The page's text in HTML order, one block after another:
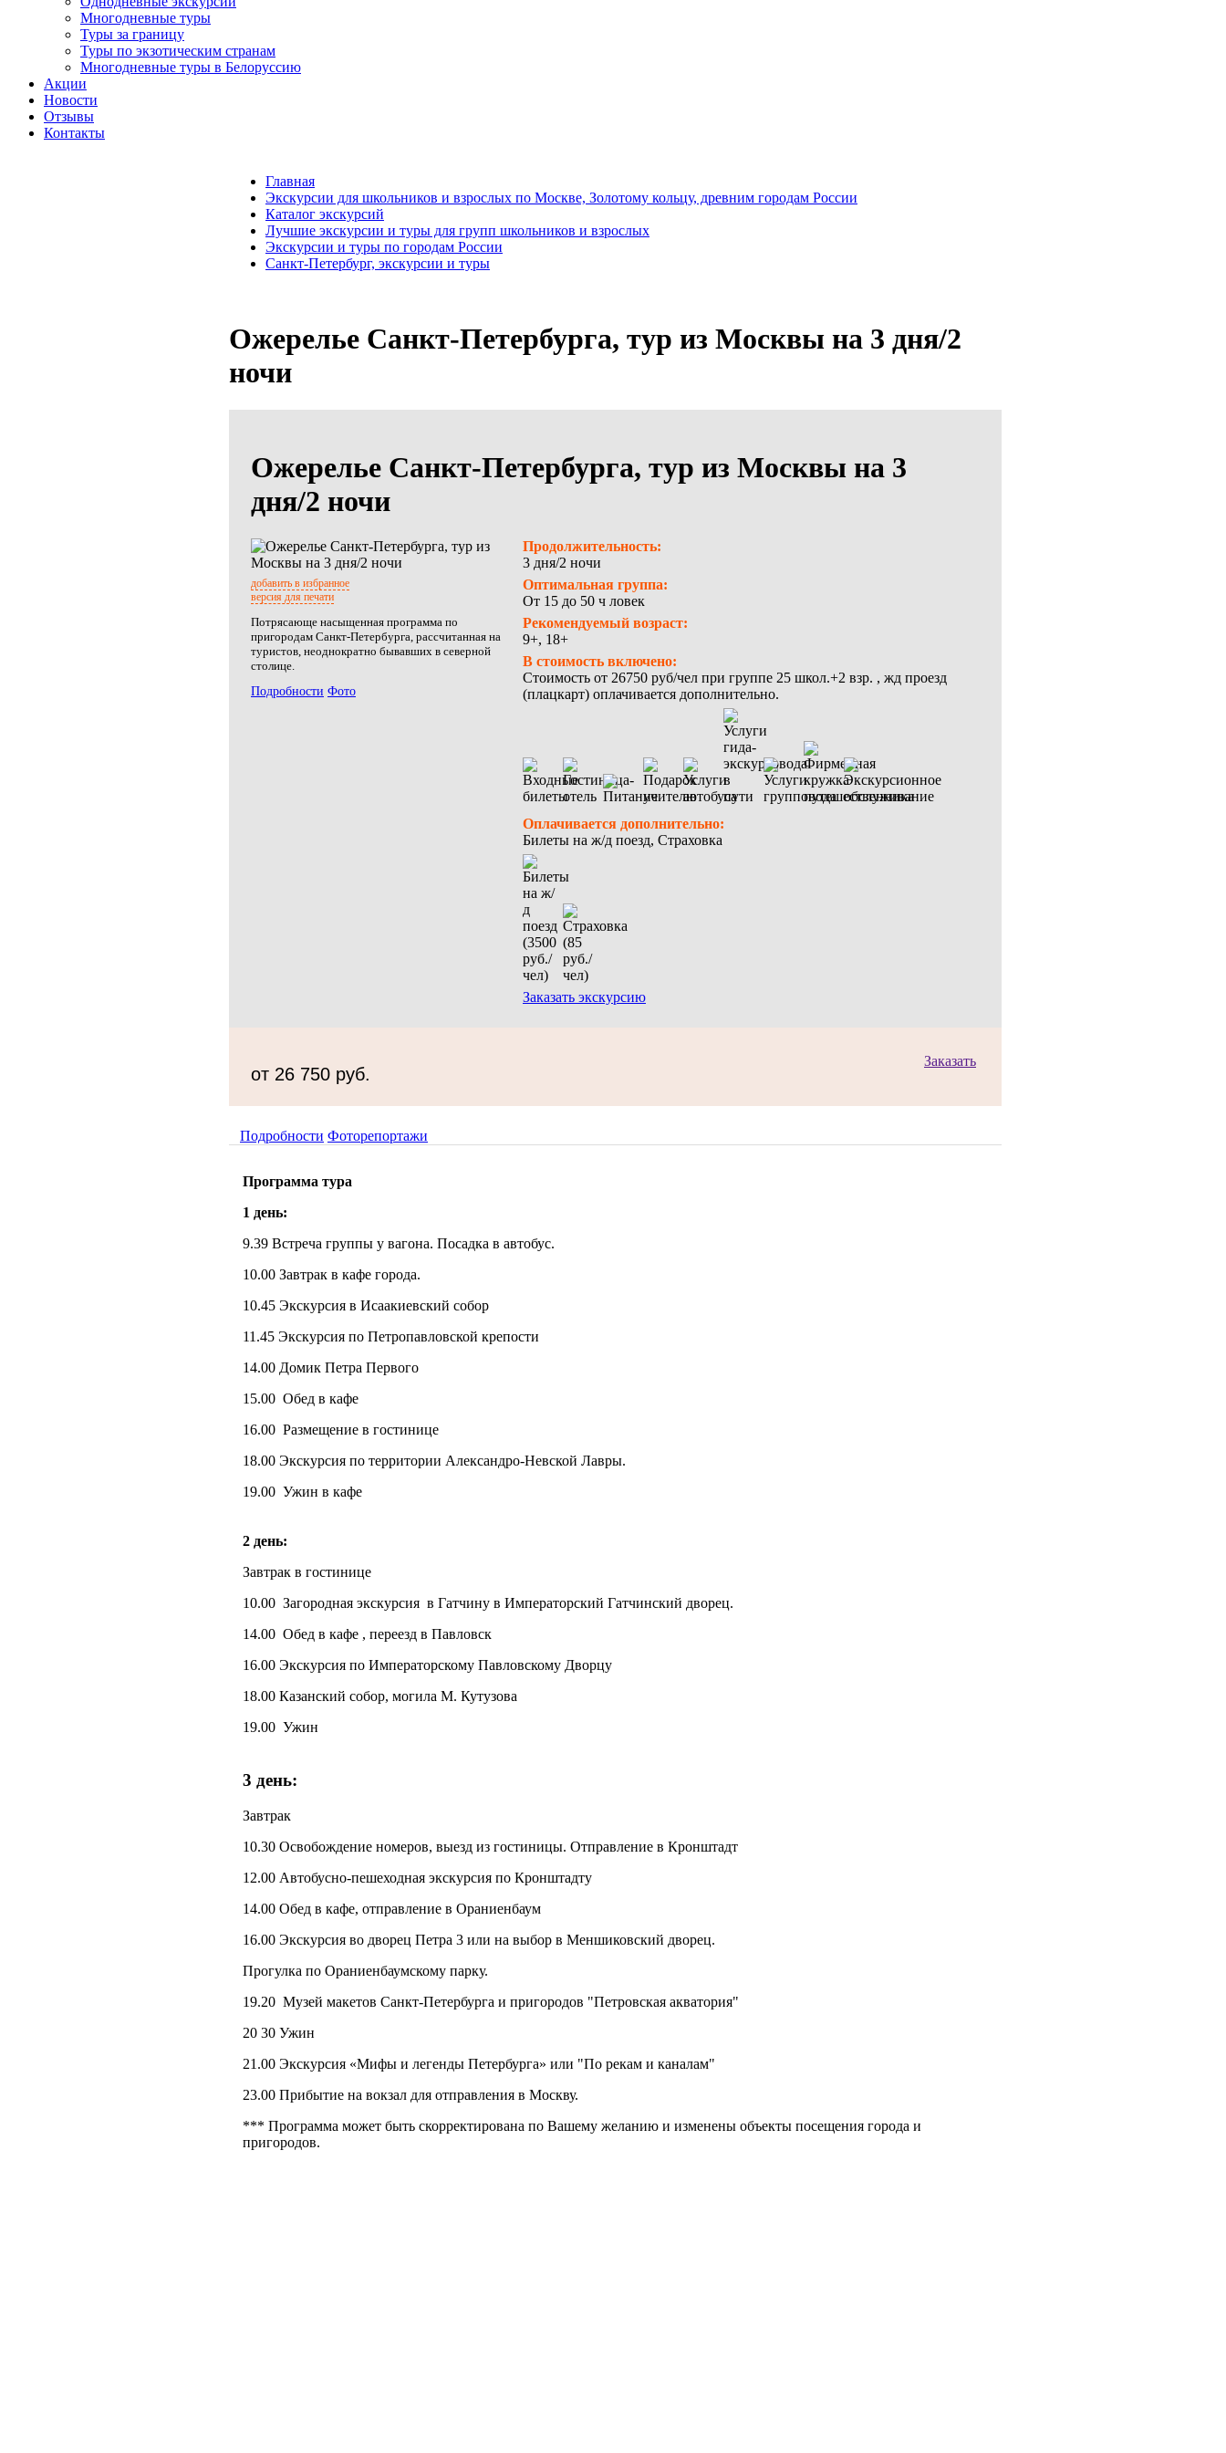
Многодневные туры
Туры за границу
Туры по экзотическим странам
Многодневные туры в Белоруссию
Акции
Новости
Отзывы
Контакты
Главная
Экскурсии для школьников и взрослых по Москве, Золотому кольцу, древним городам России
Каталог экскурсий
Лучшие экскурсии и туры для групп школьников и взрослых
Экскурсии и туры по городам России
Санкт-Петербург, экскурсии и туры
Ожерелье Санкт-Петербурга, тур из Москвы на 3 дня/2
ночи
Ожерелье Санкт-Петербурга, тур из Москвы на 3
дня/2 ночи
добавить в избранное
версия для печати
Потрясающе насыщенная программа по
пригородам Санкт-Петербурга, рассчитанная на
туристов, неоднократно бывавших в северной
столице.
Подробности Фото
Продолжительность:
3 дня/2 ночи
Оптимальная группа:
От 15 до 50 ч ловек
Рекомендуемый возраст:
9+, 18+
В стоимость включено:
Стоимость от 26750 руб/чел при группе 25 школ.+2 взр. , жд проезд
(плацкарт) оплачивается дополнительно.
Оплачивается дополнительно:
Билеты на ж/д поезд, Страховка
Заказать экскурсию
от 26 750 руб.
Заказать
Подробности Фоторепортажи
Программа тура
1 день:
9.39 Встреча группы у вагона. Посадка в автобус.
10.00 Завтрак в кафе города.
10.45 Экскурсия в Исаакиевский собор
11.45 Экскурсия по Петропавловской крепости
14.00 Домик Петра Первого
15.00 Обед в кафе
16.00 Размещение в гостинице
18.00 Экскурсия по территории Александро-Невской Лавры.
19.00 Ужин в кафе
2 день:
Завтрак в гостинице
10.00 Загородная экскурсия в Гатчину в Императорский Гатчинский дворец.
14.00 Обед в кафе , переезд в Павловск
16.00 Экскурсия по Императорскому Павловскому Дворцу
18.00 Казанский собор, могила М. Кутузова
19.00 Ужин
3 день:
Завтрак
10.30 Освобождение номеров, выезд из гостиницы. Отправление в Кронштадт
12.00 Автобусно-пешеходная экскурсия по Кронштадту
14.00 Обед в кафе, отправление в Ораниенбаум
16.00 Экскурсия во дворец Петра 3 или на выбор в Меншиковский дворец.
Прогулка по Ораниенбаумскому парку.
19.20 Музей макетов Санкт-Петербурга и пригородов "Петровская акватория"
20 30 Ужин
21.00 Экскурсия «Мифы и легенды Петербурга» или "По рекам и каналам"
23.00 Прибытие на вокзал для отправления в Москву.
*** Программа может быть скорректирована по Вашему желанию и изменены объекты посещения города и
пригородов.